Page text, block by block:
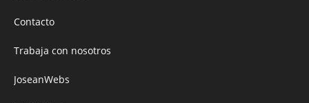
Contacto
Trabaja con nosotros
JoseanWebs